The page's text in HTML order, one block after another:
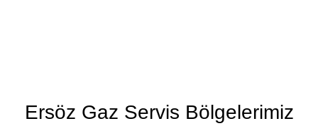
Ersöz Gaz Servis Bölgelerimiz